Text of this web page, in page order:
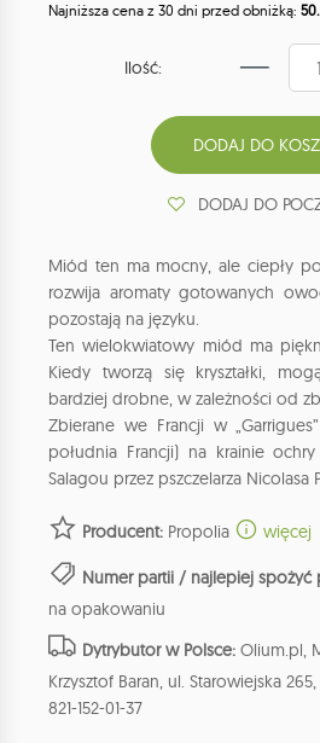
Najniższa cena z 30 dni przed obniżką:
Ilość:
DODAJ DO
Miód ten ma mocny, ale ciepły
rozwija aromaty gotowanych
pozostają na języku.
Ten wielokwiatowy miód ma
Kiedy tworzą się kryształki,
bardziej drobne, w zależności od
Zbierane we Francji w
południa Francji) na krainie
Salagou przez pszczelarza Nicolasa
Producent: Propolia więcej
Numer partii / najlepiej spożyć
na opakowaniu
Dytrybutor w Polsce: Olium.pl,
Krzysztof Baran, ul. Starowiejska 265,
821-152-01-37